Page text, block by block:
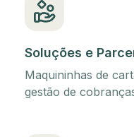
Soluções e
Maquininhas de
gestão de